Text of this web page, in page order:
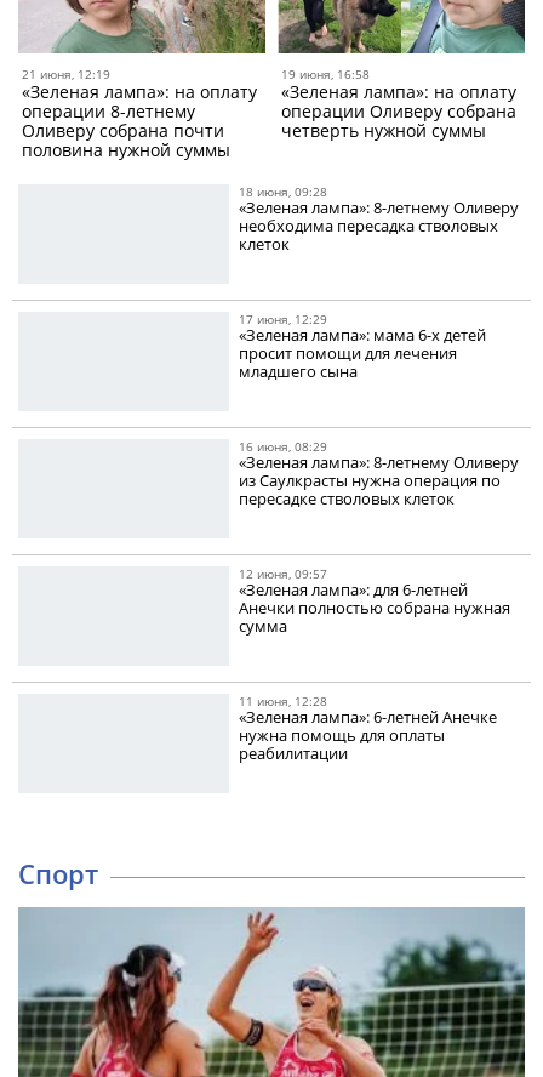
21 июня, 12:19
«Зеленая лампа»: на оплату
операции 8-летнему
Оливеру собрана почти
половина нужной суммы
19 июня, 16:58
«Зеленая лампа»: на оплату
операции Оливеру собрана
четверть нужной суммы
18 июня, 09:28
«Зеленая лампа»: 8-летнему Оливеру
необходима пересадка стволовых
клеток
17 июня, 12:29
«Зеленая лампа»: мама 6-х детей
просит помощи для лечения
младшего сына
16 июня, 08:29
«Зеленая лампа»: 8-летнему Оливеру
из Саулкрасты нужна операция по
пересадке стволовых клеток
12 июня, 09:57
«Зеленая лампа»: для 6-летней
Анечки полностью собрана нужная
сумма
11 июня, 12:28
«Зеленая лампа»: 6-летней Анечке
нужна помощь для оплаты
реабилитации
Спорт